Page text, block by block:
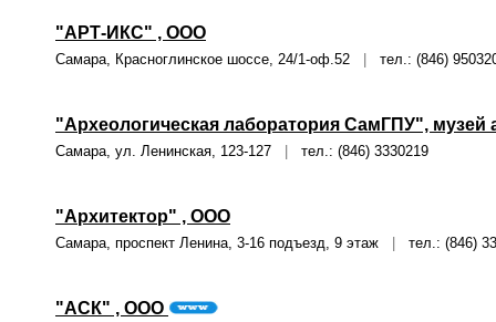
"АРТ-ИКС" , ООО
Самара, Красноглинское шоссе, 24/1-оф.52 тел.: (846)
"Археологическая лаборатория СамГПУ", музей
Самара, ул. Ленинская, 123-127 тел.: (846) 3330219
"Архитектор" , ООО
Самара, проспект Ленина, 3-16 подъезд, 9 этаж тел.: (846)
"АСК" , ООО